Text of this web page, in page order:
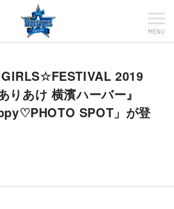
MENU
GIRLS☆FESTIVAL 2019
あけ 横濱ハーバー』
SPOT」が登